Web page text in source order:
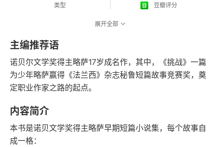
类型 豆瓣评分
2021-05-01
发行日期
展开全部
主编推荐语
诺贝尔文学奖得主略萨17岁成名作，其中，《挑战》一篇
为少年略萨赢得《法兰西》杂志秘鲁短篇故事竞赛奖，奠
定职业作家之路的起点。
内容简介
本书是诺贝文学奖得主略萨早期短篇小说集，每个故事自
成一格：